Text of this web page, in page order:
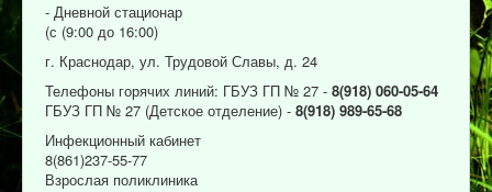
- Дневной стационар
(с (9:00 до 16:00)
г. Краснодар, ул. Трудовой Славы, д. 24
Телефоны горячих линий: ГБУЗ ГП № 27 - 8(918) 060-05-64
ГБУЗ ГП № 27 (Детское отделение) - 8(918) 989-65-68
Инфекционный кабинет
8(861)237-55-77
Взрослая поликлиника